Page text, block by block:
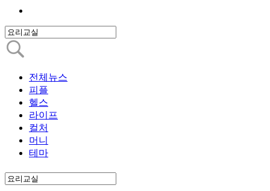
전체뉴스
피플
헬스
라이프
컬처
머니
테마